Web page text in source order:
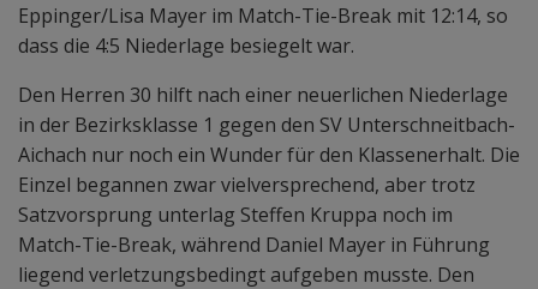
Eppinger/Lisa Mayer im Match-Tie-Break mit 12:14, so
dass die 4:5 Niederlage besiegelt war.
Den Herren 30 hilft nach einer neuerlichen Niederlage
in der Bezirksklasse 1 gegen den SV Unterschneitbach-
Aichach nur noch ein Wunder für den Klassenerhalt. Die
Einzel begannen zwar vielversprechend, aber trotz
Satzvorsprung unterlag Steffen Kruppa noch im
Match-Tie-Break, während Daniel Mayer in Führung
liegend verletzungsbedingt aufgeben musste. Den